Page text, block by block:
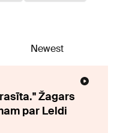
Newest
Žagars
par Leldi